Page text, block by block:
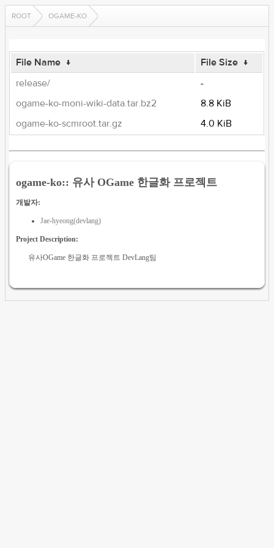
ROOT OGAME-KO
File Name ↓ File Size ↓
release/
-
ogame-ko-moni-wiki-data.tar.bz2
8.8 KiB
ogame-ko-scmroot.tar.gz
4.0 KiB
ogame-ko:: 유사 OGame 한글화 프로젝트
개발자:
Jae-hyeong(devlang)
Project Description:
유사OGame 한글화 프로젝트 DevLang팀